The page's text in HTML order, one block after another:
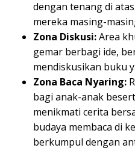
dengan tenang di
mereka masing-
Zona Diskusi:Area
gemar berbagi ide,
mendiskusikan buku
Zona Baca Nyaring:
bagi anak-anak
menikmati cerita
budaya membaca di
berkumpul dengan